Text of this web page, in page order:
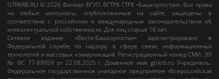
GTRKRB.RU © 2026Филиал ФГУП ВГТРК ГТРК «Башкортостан». Все права
на любые материалы, опубликованные на сайте, защищены в
соответствии с российским и международным законодательством об
интеллектуальной собственности. Для лиц старше 16 лет.
Сетевое издание «Вести-Башкортостан»зарегистрировано в
Федеральной службе по надзору в сфере связи, информационных
технологий и массовых коммуникаций. Регистрационный номер СМИ: ЭЛ
№ ФС 77-89959 от 22.08.2025 г. Доменное имя:gtrkrb.ru Учредитель:
Федеральное государственное унитарное предприятие «Всероссийская